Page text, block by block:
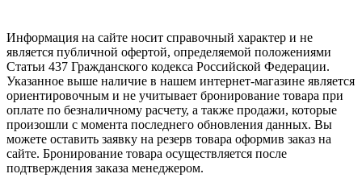
Информация на сайте носит справочный характер и не
является публичной офертой, определяемой положениями
Статьи 437 Гражданского кодекса Российской Федерации.
Указанное выше наличие в нашем интернет-магазине является
ориентировочным и не учитывает бронирование товара при
оплате по безналичному расчету, а также продажи, которые
произошли с момента последнего обновления данных. Вы
можете оставить заявку на резерв товара оформив заказ на
сайте. Бронирование товара осуществляется после
подтверждения заказа менеджером.